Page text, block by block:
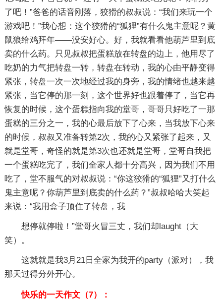
了吧！”爸爸的话音刚落，狡猾的叔叔说：“我们来玩一个
游戏吧！”我心想：这个狡猾的“狐狸”有什么鬼主意呢？黄
鼠狼给鸡拜年——没安好心。好，我就看看他葫芦里到底
卖的什么药。只见叔叔把蛋糕放在转盘的边上，他用尽了
吃奶的力气把转盘一转，转盘在转动，我的心由平静变得
紧张，转盘一次一次地经过我的身旁，我的情绪也越来越
紧张，当它停的那一刻，这个世界好也跟着停了，当它再
恢复的时候，这个蛋糕指向我的堂哥，哥哥只好吃了一那
蛋糕的三分之一，我的心最后放下了心来，当我放下心来
的时候，叔叔又准备转第2次，我的心又紧张了起来，又
就是堂哥，奇怪的就是第3次也还就是堂哥，堂哥自我把
一个蛋糕吃完了，我们全家人都十分高兴，因为我们不用
吃了，堂不服气的对叔叔说：“你这狡猾的“狐狸”又打什么
鬼主意呢？你葫芦里到底卖的什么药？”叔叔哈哈大笑起
来说：“我用盒子顶住了转盘，我
想停就停啦！”堂哥火冒三丈，我们却laught（大
笑）。
这就就是我3月21日全家为我开的party（派对），我
那天过得分外开心。
快乐的一天作文（7）：